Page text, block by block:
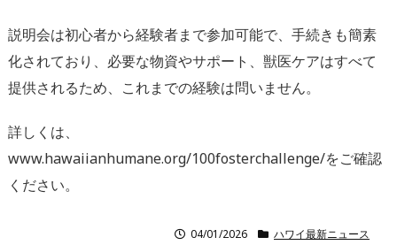
説明会は初心者から経験者まで参加可能で、手続きも簡素
化されており、必要な物資やサポート、獣医ケアはすべて
提供されるため、これまでの経験は問いません。
詳しくは、
www.hawaiianhumane.org/100fosterchallenge/をご確認
ください。
04/01/2026 ハワイ最新ニュース